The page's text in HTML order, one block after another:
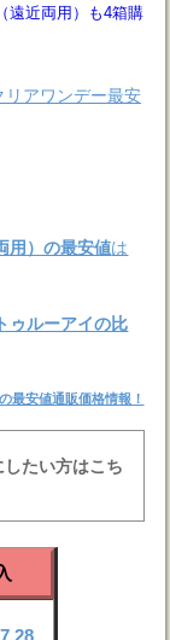
遠近両用）も4箱購
リアワンデー最安
用）の最安値は
ゥルーアイの比
最安値通販価格情報！
したい方はこち